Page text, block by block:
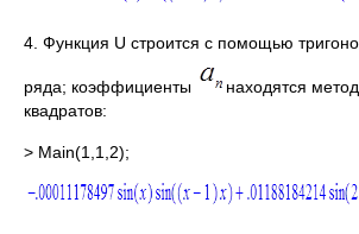
4. Функция U строится с помощью
ряда; коэффициенты
находятся
квадратов:
> Main(1,1,2);